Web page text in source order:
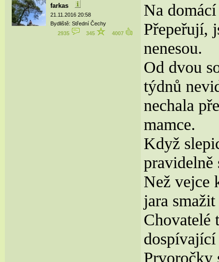
farkas
21.11.2016 20:58
Bydliště: Střední Čechy
2935
345 4007
Na
Přepeřují,
nenesou.
Od dvou
týdnů
nechala
mamce.
Když
pravidelně
Než vejce
jara
Chovatelé
dospívající
Prvoročky